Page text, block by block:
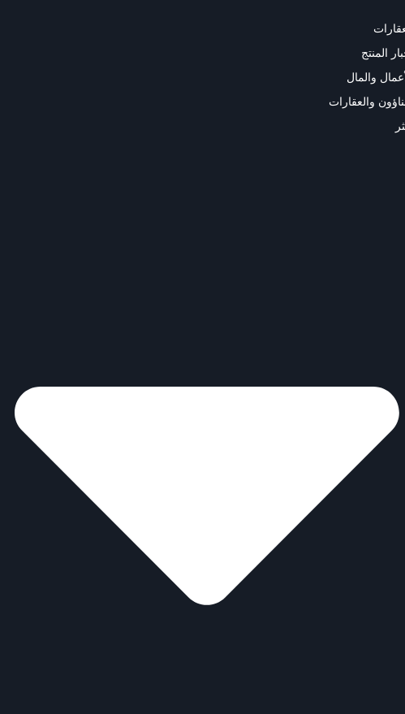
المنتج
والمال
والعقارات